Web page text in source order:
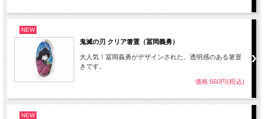
NEW
鬼滅の刃 クリア箸置（冨岡義勇）
大人気！冨岡義勇がデザインされた、透明感のある箸置
きです。
価格:660円(税込)
NEW